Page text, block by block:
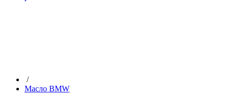
/
Масло BMW